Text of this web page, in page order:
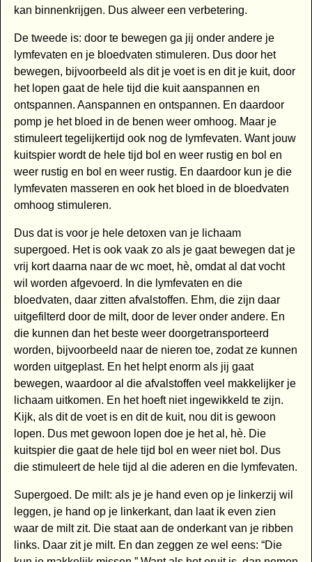
kan binnenkrijgen. Dus alweer een verbetering.
De tweede is: door te bewegen ga jij onder andere je
lymfevaten en je bloedvaten stimuleren. Dus door het
bewegen, bijvoorbeeld als dit je voet is en dit je kuit, door
het lopen gaat de hele tijd die kuit aanspannen en
ontspannen. Aanspannen en ontspannen. En daardoor
pomp je het bloed in de benen weer omhoog. Maar je
stimuleert tegelijkertijd ook nog de lymfevaten. Want jouw
kuitspier wordt de hele tijd bol en weer rustig en bol en
weer rustig en bol en weer rustig. En daardoor kun je die
lymfevaten masseren en ook het bloed in de bloedvaten
omhoog stimuleren.
Dus dat is voor je hele detoxen van je lichaam
supergoed. Het is ook vaak zo als je gaat bewegen dat je
vrij kort daarna naar de wc moet, hè, omdat al dat vocht
wil worden afgevoerd. In die lymfevaten en die
bloedvaten, daar zitten afvalstoffen. Ehm, die zijn daar
uitgefilterd door de milt, door de lever onder andere. En
die kunnen dan het beste weer doorgetransporteerd
worden, bijvoorbeeld naar de nieren toe, zodat ze kunnen
worden uitgeplast. En het helpt enorm als jij gaat
bewegen, waardoor al die afvalstoffen veel makkelijker je
lichaam uitkomen. En het hoeft niet ingewikkeld te zijn.
Kijk, als dit de voet is en dit de kuit, nou dit is gewoon
lopen. Dus met gewoon lopen doe je het al, hè. Die
kuitspier die gaat de hele tijd bol en weer niet bol. Dus
die stimuleert de hele tijd al die aderen en die lymfevaten.
Supergoed. De milt: als je je hand even op je linkerzij wil
leggen, je hand op je linkerkant, dan laat ik even zien
waar de milt zit. Die staat aan de onderkant van je ribben
links. Daar zit je milt. En dan zeggen ze wel eens: “Die